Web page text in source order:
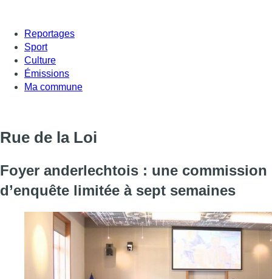
Reportages
Sport
Culture
Émissions
Ma commune
Rue de la Loi
Foyer anderlechtois : une commission
d’enquête limitée à sept semaines